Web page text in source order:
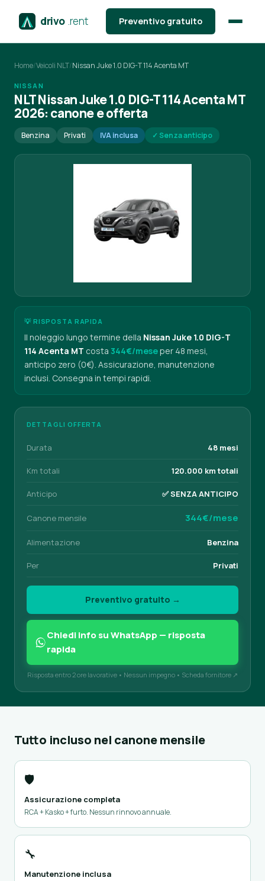
drivo .rent Preventivo gratuito
Home/Veicoli NLT/Nissan Juke 1.0 DIG-T 114 Acenta MT
NISSAN
NLT Nissan Juke 1.0 DIG-T 114 Acenta MT
2026: canone e offerta
Benzina Privati IVA inclusa ✓ Senza anticipo
💡 RISPOSTA RAPIDA
Il noleggio lungo termine della Nissan Juke 1.0 DIG-T
114 Acenta MT costa 344€/meseper 48 mesi,
anticipo zero (0€). Assicurazione, manutenzione
inclusi. Consegna in tempi rapidi.
DETTAGLI OFFERTA
Durata 48 mesi
Km totali 120.000 km totali
Anticipo ✅ SENZA ANTICIPO
Canone mensile 344€/mese
Alimentazione Benzina
Per Privati
Preventivo gratuito →
Chiedi info su WhatsApp — risposta
rapida
Risposta entro 2 ore lavorative • Nessun impegno • Scheda fornitore ↗
Tutto incluso nel canone mensile
🛡️
Assicurazione completa
RCA + Kasko + furto. Nessun rinnovo annuale.
🔧
Manutenzione inclusa